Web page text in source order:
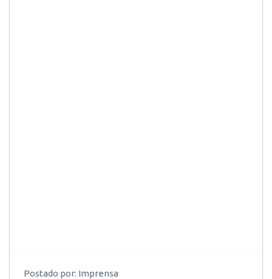
Postado por: Imprensa